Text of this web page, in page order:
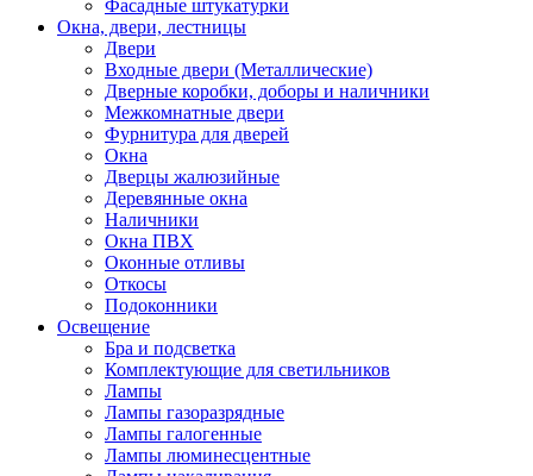
Фасадные штукатурки
Окна, двери, лестницы
Двери
Входные двери (Металлические)
Дверные коробки, доборы и наличники
Межкомнатные двери
Фурнитура для дверей
Окна
Дверцы жалюзийные
Деревянные окна
Наличники
Окна ПВХ
Оконные отливы
Откосы
Подоконники
Освещение
Бра и подсветка
Комплектующие для светильников
Лампы
Лампы газоразрядные
Лампы галогенные
Лампы люминесцентные